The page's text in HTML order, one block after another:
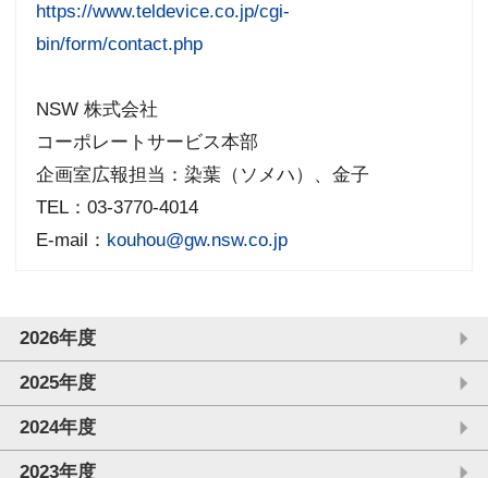
https://www.teldevice.co.jp/cgi-
bin/form/contact.php
NSW 株式会社
コーポレートサービス本部
企画室広報担当：染葉（ソメハ）、金子
TEL：03-3770-4014
E-mail： kouhou@gw.nsw.co.jp
2026年度
2025年度
2024年度
2023年度